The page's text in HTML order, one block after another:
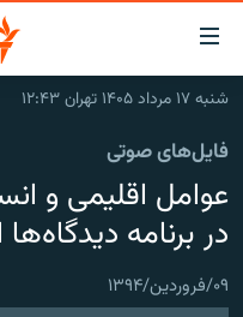
لینک‌های
قابلیت
دسترسی
بازگشت
منوی
اصلی
ایران
جهان
رادیو
انتخاب کنید و بشنوید
پادکست
شنبه ۱۷ مرداد ۱۴۰۵ تهران ۱۲:۴۳
فایل‌های صوتی
عوامل اقلیمی و
در برنامه
۰۹/فروردین/۱۳۹۴